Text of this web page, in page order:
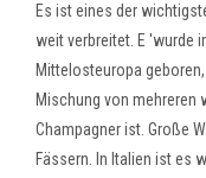
Es ist eines der
weit verbreitet. E 'wurde
Mittelosteuropa
Mischung von mehreren
Champagner ist. Große
Fässern. In Italien ist es